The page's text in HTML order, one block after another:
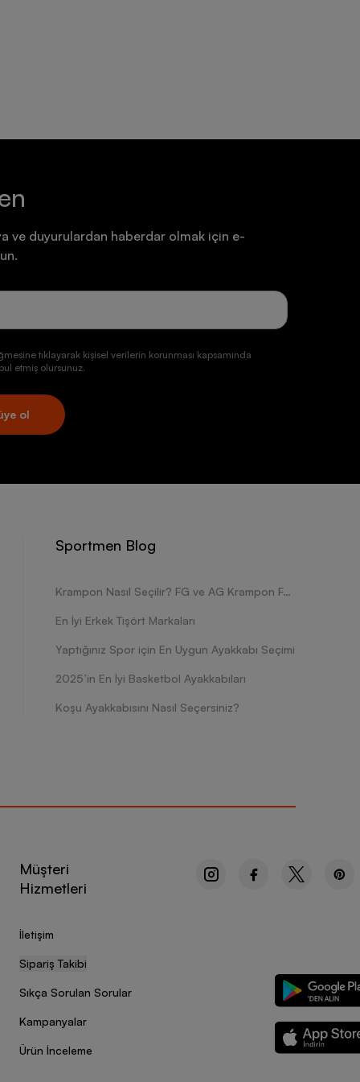
ve duyurulardan haberdar olmak için e-
tıklayarak kişisel verilerin korunması kapsamında
etmiş olursunuz.
ol
Sportmen Blog
Krampon Nasıl Seçilir? FG ve AG Krampon Farkları Nelerdir?
En İyi Erkek Tişört Markaları
Yaptığınız Spor için En Uygun Ayakkabı Seçimi
2025’in En İyi Basketbol Ayakkabıları
Koşu Ayakkabısını Nasıl Seçersiniz?
Müşteri
Hizmetleri
İletişim
Sipariş Takibi
Sıkça Sorulan Sorular
Kampanyalar
Ürün İnceleme